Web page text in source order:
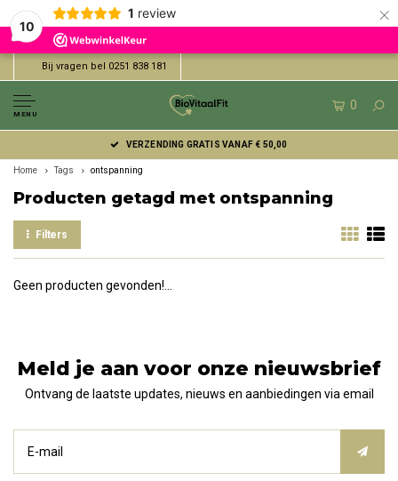
10
1 review ×
Bij vragen bel 0251 838 181
MENU
0
VERZENDING GRATIS VANAF € 50,00
Home Tags ontspanning
Producten getagd met ontspanning
Filters
Geen producten gevonden!...
Meld je aan voor onze nieuwsbrief
Ontvang de laatste updates, nieuws en aanbiedingen via email